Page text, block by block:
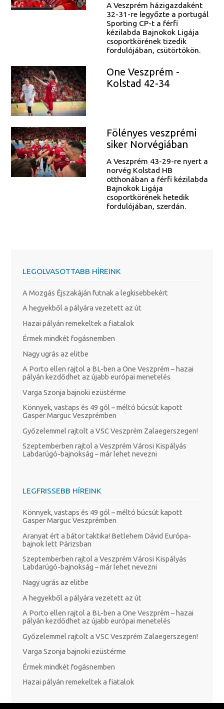
A Veszprém házigazdaként
32-31-re legyőzte a portugál
Sporting CP-t a férfi
kézilabda Bajnokok Ligája
csoportkörének tizedik
fordulójában, csütörtökön.
One Veszprém -
Kolstad 42-34
Fölényes veszprémi
siker Norvégiában
A Veszprém 43-29-re nyert a
norvég Kolstad HB
otthonában a férfi kézilabda
Bajnokok Ligája
csoportkörének hetedik
fordulójában, szerdán.
LEGOLVASOTTABB HÍREINK
A Mozgás Éjszakáján futnak a legkisebbekért
A hegyekből a pályára vezetett az út
Hazai pályán remekeltek a fiatalok
Érmek mindkét fogásnemben
Nagy ugrás az elitbe
A Porto ellen rajtol a BL-ben a One Veszprém – hazai
pályán kezdődhet az újabb európai menetelés
Varga Szonja bajnoki ezüstérme
Könnyek, vastaps és 49 gól – méltó búcsút kapott
Gasper Marguc Veszprémben
Győzelemmel rajtolt a VSC Veszprém Zalaegerszegen!
Szeptemberben rajtol a Veszprém Városi Kispályás
Labdarúgó-bajnokság – már lehet nevezni
LEGFRISSEBB HÍREINK
Könnyek, vastaps és 49 gól – méltó búcsút kapott
Gasper Marguc Veszprémben
Aranyat ért a bátor taktika! Betlehem Dávid Európa-
bajnok lett Párizsban
Szeptemberben rajtol a Veszprém Városi Kispályás
Labdarúgó-bajnokság – már lehet nevezni
Nagy ugrás az elitbe
A hegyekből a pályára vezetett az út
A Porto ellen rajtol a BL-ben a One Veszprém – hazai
pályán kezdődhet az újabb európai menetelés
Győzelemmel rajtolt a VSC Veszprém Zalaegerszegen!
Varga Szonja bajnoki ezüstérme
Érmek mindkét fogásnemben
Hazai pályán remekeltek a fiatalok